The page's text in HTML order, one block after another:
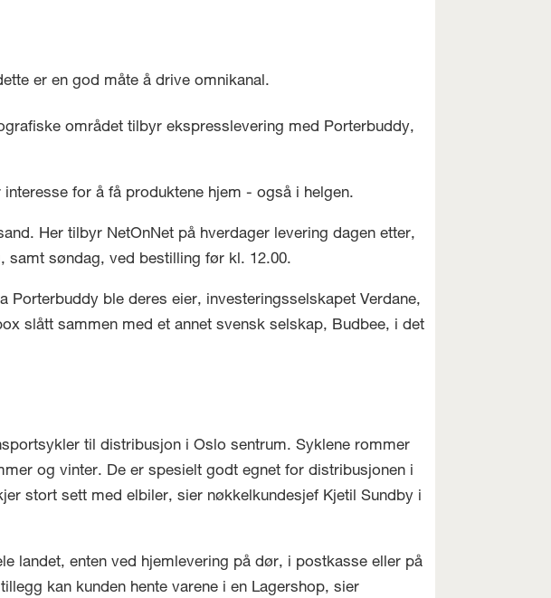
er en god måte å drive omnikanal.
området tilbyr ekspresslevering med Porterbuddy,
for å få produktene hjem - også i helgen.
Her tilbyr NetOnNet på hverdager levering dagen etter,
søndag, ved bestilling før kl. 12.00.
ble deres eier, investeringsselskapet Verdane,
slått sammen med et annet svensk selskap, Budbee, i det
til distribusjon i Oslo sentrum. Syklene rommer
og vinter. De er spesielt godt egnet for distribusjonen i
stort sett med elbiler, sier nøkkelkundesjef Kjetil Sundby i
landet, enten ved hjemlevering på dør, i postkasse eller på
kan kunden hente varene i en Lagershop, sier